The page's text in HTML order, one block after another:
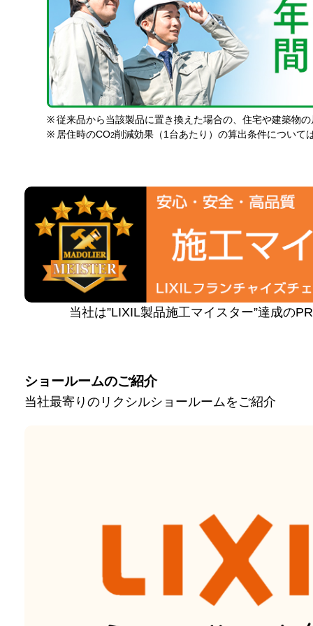
※ 従来品から当該製品に置き換えた場合の、住宅や建築物
※ 居住時のCO2削減効果（1台あたり）の算出条件について
当社は”LIXIL製品施工マイスター”達成の
ショールームのご紹介
当社最寄りのリクシルショールームをご紹介